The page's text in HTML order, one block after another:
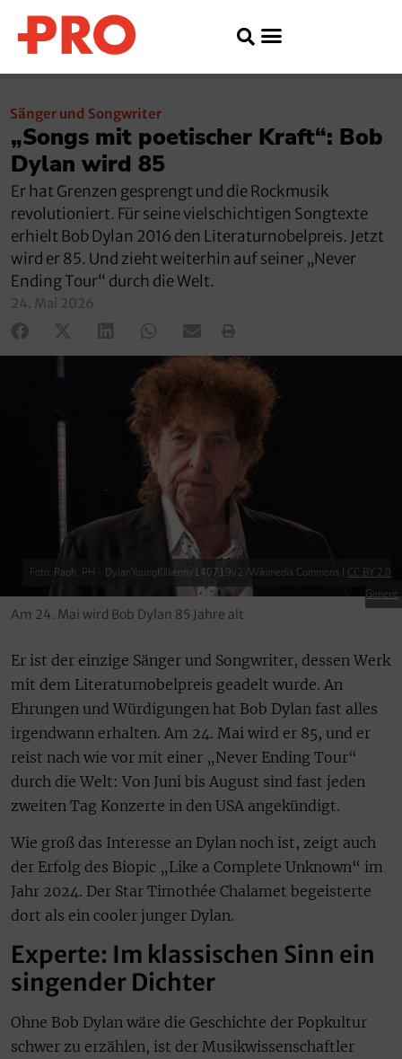
Sänger und Songwriter
„Songs mit poetischer Kraft“: Bob
Dylan wird 85
Er hat Grenzen gesprengt und die Rockmusik
revolutioniert. Für seine vielschichtigen Songtexte
erhielt Bob Dylan 2016 den Literaturnobelpreis. Jetzt
wird er 85. Und zieht weiterhin auf seiner „Never
Ending Tour“ durch die Welt.
24. Mai 2026
Foto: Raph_PH - DylanYoungKilkenny140719v2 /Wikimedia Commons | CC BY 2.0
Generic
Am 24. Mai wird Bob Dylan 85 Jahre alt
Er ist der einzige Sänger und Songwriter, dessen Werk
mit dem Literaturnobelpreis geadelt wurde. An
Ehrungen und Würdigungen hat Bob Dylan fast alles
irgendwann erhalten. Am 24. Mai wird er 85, und er
reist nach wie vor mit einer „Never Ending Tour“
durch die Welt: Von Juni bis August sind fast jeden
zweiten Tag Konzerte in den USA angekündigt.
Wie groß das Interesse an Dylan noch ist, zeigt auch
der Erfolg des Biopic „Like a Complete Unknown“ im
Jahr 2024. Der Star Timothée Chalamet begeisterte
dort als ein cooler junger Dylan.
Experte: Im klassischen Sinn ein
singender Dichter
Ohne Bob Dylan wäre die Geschichte der Popkultur
schwer zu erzählen, ist der Musikwissenschaftler